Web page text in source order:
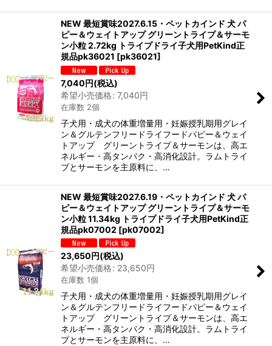
NEW 最短賞味2027.6.15・ペットカインド 犬 パ
ピー＆ウェイトアップ グリーントライプ＆サーモ
ン小粒 2.72kg トライプドライ子犬用PetKind正
規品pk36021 [pk36021]
7,040円(税込)
希望小売価格: 7,040円
在庫数 2個
子犬用・成犬の体重増量用・妊娠授乳期用グレイ
ン＆グルテンフリードライフードパピー＆ウェイ
トアップ グリーントライプ＆サーモンは、高エ
ネルギー・高タンパク・高消化設計。ラムトライ
プとサーモンを主原料に、…
NEW 最短賞味2027.6.19・ペットカインド 犬 パ
ピー＆ウェイトアップ グリーントライプ＆サーモ
ン小粒 11.34kg トライプドライ子犬用PetKind正
規品pk07002 [pk07002]
23,650円(税込)
希望小売価格: 23,650円
在庫数 1個
子犬用・成犬の体重増量用・妊娠授乳期用グレイ
ン＆グルテンフリードライフードパピー＆ウェイ
トアップ グリーントライプ＆サーモンは、高エ
ネルギー・高タンパク・高消化設計。ラムトライ
プとサーモンを主原料に、…